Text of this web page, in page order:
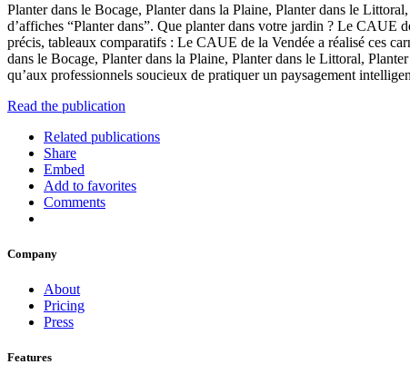
Planter dans le Bocage, Planter dans la Plaine, Planter dans le
d’affiches “Planter dans”. Que planter dans votre jardin ? Le CAUE
précis, tableaux comparatifs : Le CAUE de la Vendée a réalisé ces
dans le Bocage, Planter dans la Plaine, Planter dans le Littoral,
qu’aux professionnels soucieux de pratiquer un paysagement
Read the publication
Related publications
Share
Embed
Add to favorites
Comments
Company
About
Pricing
Press
Features